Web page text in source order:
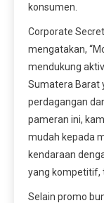
konsumen.
Corporate
mengatakan,
mendukung
Sumatera Barat
perdagangan
pameran ini,
mudah kepada
kendaraan
yang kompetitif,
Selain promo